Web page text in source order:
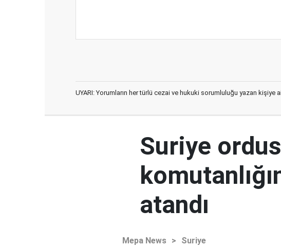
UYARI: Yorumların her türlü cezai ve hukuki sorumluluğu yazan kişiye
Suriye
atandı
Mepa News > Suriye